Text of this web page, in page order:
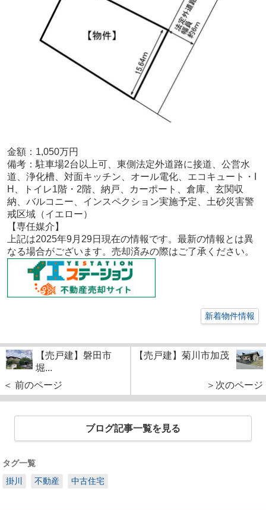
金額：1,050万円
備考： 駐車場2台以上可、東側法定外道路に接道、公営水
道、浄化槽、対面キッチン、オール電化、エコキュート・I
H、トイレ1階・2階、納戸、カーポート、倉庫、玄関収
納、バルコニー、インスペクション実施予定、土砂災害警
戒区域（イエロー）
【専任媒介 】
上記は2025年9月29日現在の情報です。最新の情報とは異
なる場合がございます。売却済みの際はご了承ください。
新着物件情報
【売戸建】磐田市
堀...
＜ 前のページ
【売戸建】菊川市加茂
＞次のページ
ブログ記事一覧を見る
タグ一覧
掛川
不動産 中古住宅